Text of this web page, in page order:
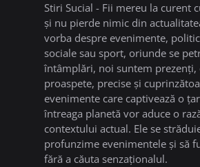
Stiri Sucial - Fii mereu la curent
și nu pierde nimic din
vorba despre evenimente,
sociale sau sport, oriunde se
întâmplări, noi suntem
proaspete, precise și
evenimente care captivează o
întreaga planetă vor aduce o
contextului actual. Ele se
profunzime evenimentele și să
fără a căuta senzaționalul.